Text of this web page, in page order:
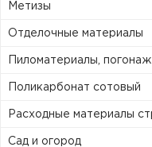
Метизы
Отделочные материалы
Пиломатериалы, погонаж
Поликарбонат сотовый
Расходные материалы
Сад и огород